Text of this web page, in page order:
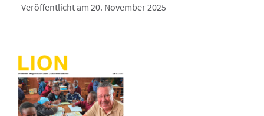
Veröffentlicht am 20. November 2025